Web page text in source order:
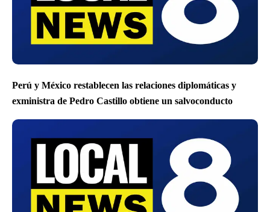
Perú y México restablecen las relaciones diplomáticas y
exministra de Pedro Castillo obtiene un salvoconducto